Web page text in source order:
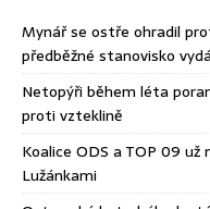
Mynář se ostře ohradil
předběžné stanovisko
Netopýři během léta
proti vzteklině
Koalice ODS a TOP 09
Lužánkami